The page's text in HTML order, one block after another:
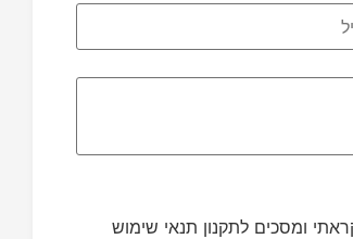
ומסכים לתקנון תנאי שימוש